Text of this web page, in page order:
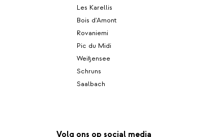
Les Karellis
Bois d'Amont
Rovaniemi
Pic du Midi
Weißensee
Schruns
Saalbach
Volg ons op social media